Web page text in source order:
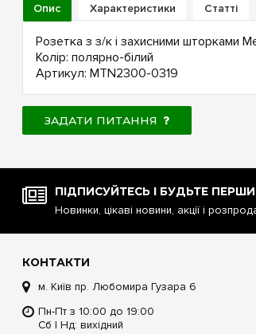
Опис Характеристики Статті
Розетка з з/к і захисними шторками
Колір: полярно-білий
Артикул: MTN2300-0319
ЗАДАТИ ПИТАННЯ
ПІДПИСУЙТЕСЬ І БУДЬТЕ
Новинки, цікаві новини, акції і
КОНТАКТИ
м. Київ пр. Любомира Гузара 6
Пн-Пт з 10:00 до 19:00
Сб | Нд: вихідний